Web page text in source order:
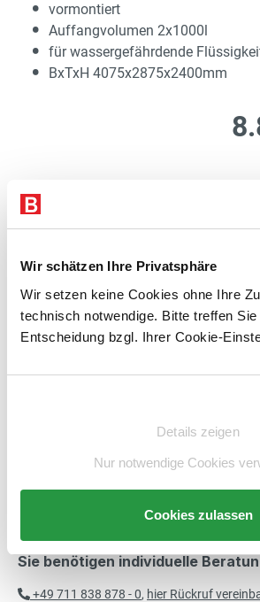
Wir schätzen Ihre Privatsphäre
Wir setzen keine Cookies ohne Ihre
technisch notwendige. Bitte treffen
Entscheidung bzgl. Ihrer Cookie-
Details zeigen
Nur notwendige Cookies
Cookies zulassen
vormontiert
Auffangvolumen 2x1000l
für wassergefährdende
BxTxH 4075x2875x2400mm
Produkt Anzahl: Gib den
Artikelnummer: E1981432-
Sie benötigen individuelle
+49 711 838 878 - 0, hier Rückruf